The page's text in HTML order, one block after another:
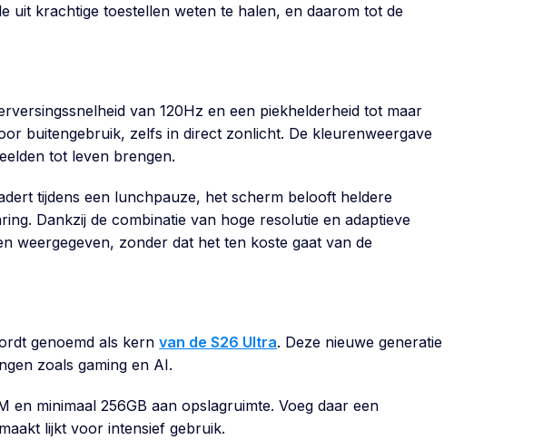
uit krachtige toestellen weten te halen, en daarom tot de
van 120Hz en een piekhelderheid tot maar
buitengebruik, zelfs in direct zonlicht. De kleurenweergave
tot leven brengen.
tijdens een lunchpauze, het scherm belooft heldere
Dankzij de combinatie van hoge resolutie en adaptieve
weergegeven, zonder dat het ten koste gaat van de
genoemd als kernvan de S26 Ultra. Deze nieuwe generatie
zoals gaming en AI.
en minimaal 256GB aan opslagruimte. Voeg daar een
lijkt voor intensief gebruik.